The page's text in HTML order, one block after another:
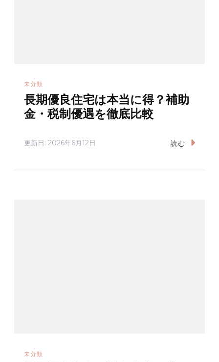
未分類
長期優良住宅は本当に得？補助
金・税制優遇を徹底比較
更新日: 2026年6月12日 読む
未分類